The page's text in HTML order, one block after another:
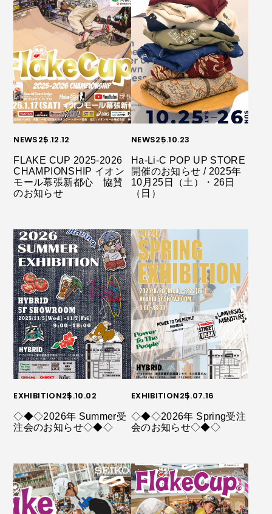
NEWS25.12.12
FLAKE CUP 2025-2026
CHAMPIONSHIP イオン
モール幕張新都心 協賛
のお知らせ
NEWS25.10.23
Ha-Li-C POP UP STORE
開催のお知らせ / 2025年
10月25日（土）・26日
（日）
EXHIBITION25.10.02
◇◆◇2026年 Summer受
注会のお知らせ◇◆◇
EXHIBITION25.07.16
◇◆◇2026年 Spring受注
会のお知らせ◇◆◇